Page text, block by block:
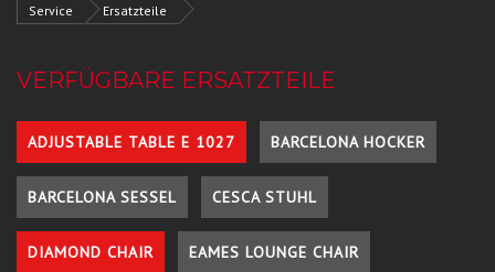
Service Ersatzteile
VERFÜGBARE ERSATZTEILE
ADJUSTABLE TABLE E 1027 BARCELONA HOCKER
BARCELONA SESSEL CESCA STUHL
DIAMOND CHAIR EAMES LOUNGE CHAIR